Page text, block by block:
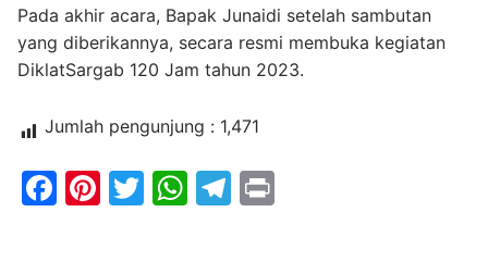
Pada akhir acara, Bapak Junaidi setelah sambutan
yang diberikannya, secara resmi membuka kegiatan
DiklatSargab 120 Jam tahun 2023.
Jumlah pengunjung : 1,471
Facebook
Pinterest
Twitter
WhatsApp
Telegram